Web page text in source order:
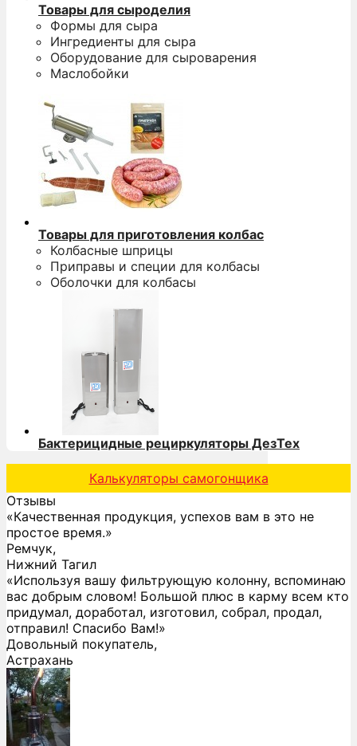
Товары для сыроделия
Формы для сыра
Ингредиенты для сыра
Оборудование для сыроварения
Маслобойки
Товары для приготовления колбас
Колбасные шприцы
Приправы и специи для колбасы
Оболочки для колбасы
Бактерицидные рециркуляторы ДезТех
Калькуляторы самогонщика
Отзывы
«Качественная продукция, успехов вам в это не
простое время.»
Ремчук,
Нижний Тагил
«Используя вашу фильтрующую колонну, вспоминаю
вас добрым словом! Большой плюс в карму всем кто
придумал, доработал, изготовил, собрал, продал,
отправил! Спасибо Вам!»
Довольный покупатель,
Астрахань